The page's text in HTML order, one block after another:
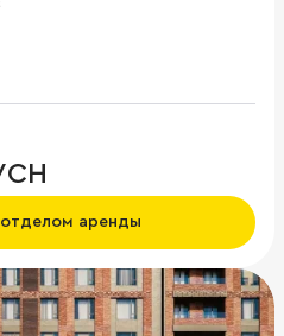
отделом аренды